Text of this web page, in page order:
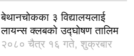
बेथानचोकका ३ विद्यालयलाई
लायन्स क्लबको उद्घोषण तालिम
२०८० चैत्र १६ गते, शुक्रबार